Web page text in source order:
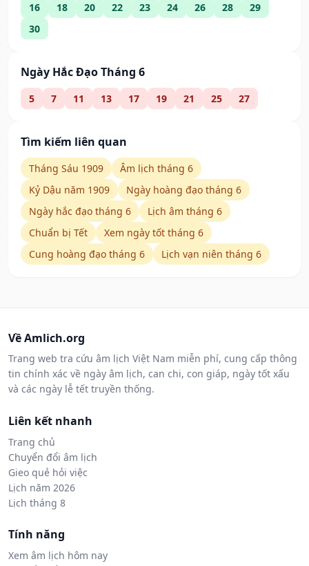
16
18 20 22 23 24 26 28
29
30
Ngày Hắc Đạo Tháng 6
5 7 11 13 17 19 21 25 27
Tìm kiếm liên quan
Tháng Sáu 1909
Âm lịch tháng 6
Kỷ Dậu năm 1909
Ngày hoàng đạo tháng 6
Ngày hắc đạo tháng 6
Lịch âm tháng 6
Chuẩn bị Tết
Xem ngày tốt tháng 6
Cung hoàng đạo tháng 6
Lịch vạn niên tháng 6
Về Amlich.org
Trang web tra cứu âm lịch Việt Nam miễn phí, cung cấp thông
tin chính xác về ngày âm lịch, can chi, con giáp, ngày tốt xấu
và các ngày lễ tết truyền thống.
Liên kết nhanh
Trang chủ
Chuyển đổi âm lịch
Gieo quẻ hỏi việc
Lịch năm 2026
Lịch tháng 8
Tính năng
Xem âm lịch hôm nay